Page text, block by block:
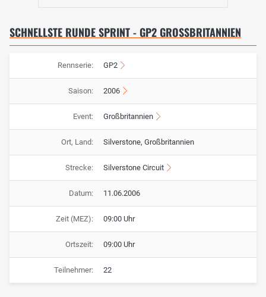
SCHNELLSTE RUNDE SPRINT - GP2 GROSSBRITANNIEN
Rennserie: GP2
Saison: 2006
Event: Großbritannien
Ort, Land: Silverstone, Großbritannien
Strecke: Silverstone Circuit
Datum: 11.06.2006
Zeit (MEZ): 09:00 Uhr
Ortszeit: 09:00 Uhr
Teilnehmer: 22